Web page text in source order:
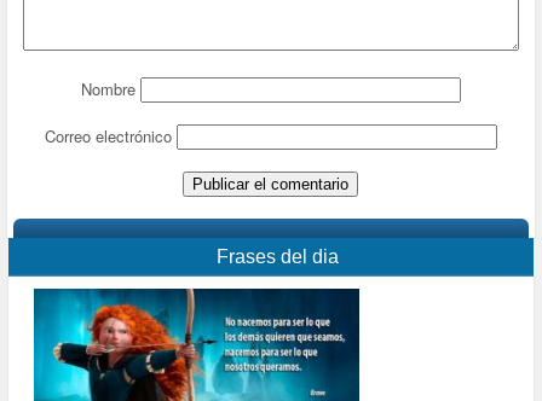
Nombre
Correo electrónico
Frases del dia